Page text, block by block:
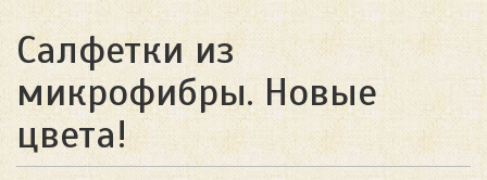
Салфетки из
микрофибры. Новые
цвета!